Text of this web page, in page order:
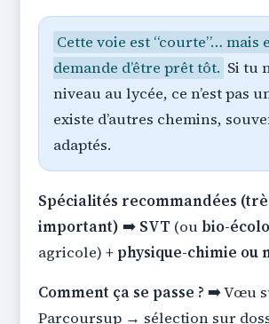
Cette voie est “courte”… mais
demande d’être prêt tôt. Si tu
niveau au lycée, ce n’est pas
existe d’autres chemins,
adaptés.
Spécialités recommandées
important) ➡️ SVT (ou bio-
agricole)+ physique-chimie ou
Comment ça se passe ? ➡️ Vœu
Parcoursup → sélection sur